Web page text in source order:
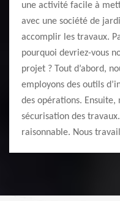
une activité facile à
avec une société de
accomplir les travaux.
pourquoi devriez-vous
projet ? Tout d’abord,
employons des outils
des opérations. Ensuite,
sécurisation des
raisonnable. Nous